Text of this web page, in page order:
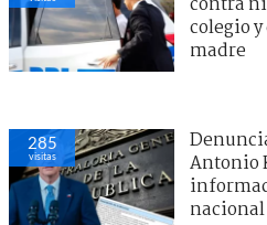
colegio
madre
285
visitas
Antonio
nacional